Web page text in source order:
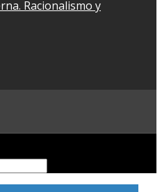
Racionalismo y